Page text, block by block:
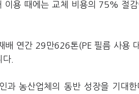
이용 때에는 교체 비용의 75% 절
배 연간 29만626톤(PE 필름 사용
.
과 농산업체의 동반 성장을 기대한